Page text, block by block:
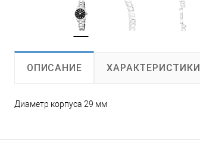
ОПИСАНИЕ ХАРАКТЕРИСТИКИ
Диаметр корпуса 29 мм